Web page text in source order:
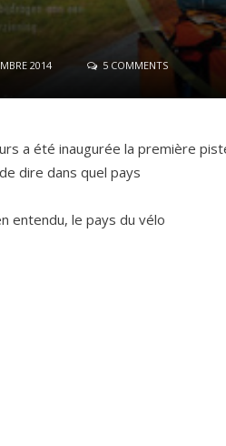
2014 5 COMMENTS
a été inaugurée la première
dire dans quel pays
entendu, le pays du vélo